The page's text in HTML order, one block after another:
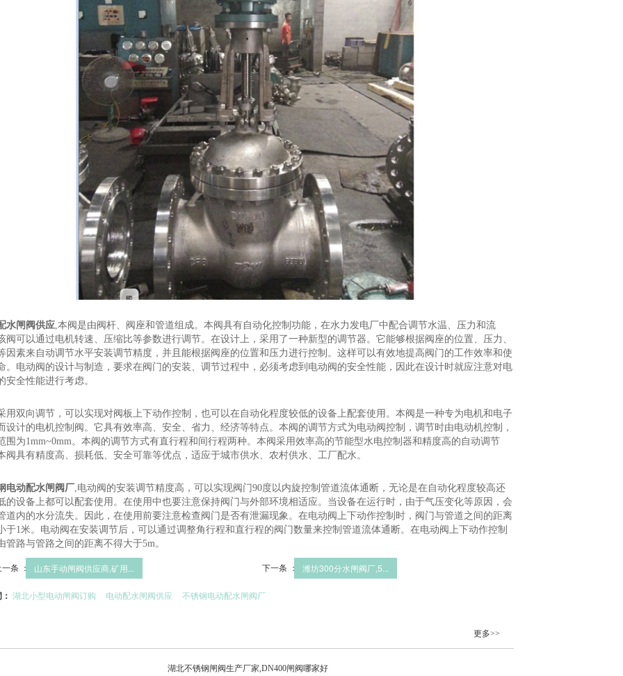
水闸阀供应,本阀是由阀杆、阀座和管道组成。本阀具有自动化控制功能，在水力发电厂中配合调节水温、压力和流
阀可以通过电机转速、压缩比等参数进行调节。在设计上，采用了一种新型的调节器。它能够根据阀座的位置、压力、
因素来自动调节水平安装调节精度，并且能根据阀座的位置和压力进行控制。这样可以有效地提高阀门的工作效率和使
。电动阀的设计与制造，要求在阀门的安装、调节过程中，必须考虑到电动阀的安全性能，因此在设计时就应注意对电
安全性能进行考虑。
用双向调节，可以实现对阀板上下动作控制，也可以在自动化程度较低的设备上配套使用。本阀是一种专为电机和电子
设计的电机控制阀。它具有效率高、安全、省力、经济等特点。本阀的调节方式为电动阀控制，调节时由电动机控制，
围为1mm~0mm。本阀的调节方式有直行程和间行程两种。本阀采用效率高的节能型水电控制器和精度高的自动调节
阀具有精度高、损耗低、安全可靠等优点，适应于城市供水、农村供水、工厂配水。
电动配水闸阀厂,电动阀的安装调节精度高，可以实现阀门90度以内旋控制管道流体通断，无论是在自动化程度较高还
的设备上都可以配套使用。在使用中也要注意保持阀门与外部环境相适应。当设备在运行时，由于气压变化等原因，会
道内的水分流失。因此，在使用前要注意检查阀门是否有泄漏现象。在电动阀上下动作控制时，阀门与管道之间的距离
于1米。电动阀在安装调节后，可以通过调整角行程和直行程的阀门数量来控制管道流体通断。在电动阀上下动作控制
管路与管路之间的距离不得大于5m。
一条 ： 山东手动闸阀供应商,矿用... 下一条 ： 潍坊300分水闸阀厂,5...
湖北小型电动闸阀订购 电动配水闸阀供应 不锈钢电动配水闸阀厂
更多>>
湖北不锈钢闸阀生产厂家,DN400闸阀哪家好